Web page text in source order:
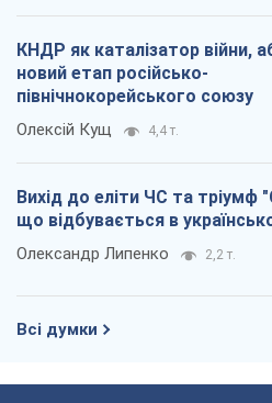
КНДР як каталізатор війни,
новий етап російсько-
північнокорейського союзу
Олексій Кущ 4,4 т.
Вихід до еліти ЧС та тріумф
що відбувається в
Олександр Липенко 2,2 т.
Всі думки